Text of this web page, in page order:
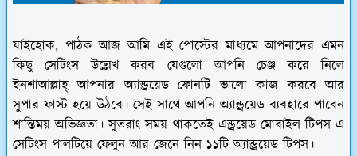
যাইহোক, পাঠক আজ আমি এই পোস্টের মাধ্যমে আপনাদের এমন
কিছু সেটিংস উল্লেখ করব যেগুলো আপনি চেঞ্জ করে নিলে
ইনশাআল্লাহ্‌ আপনার অ্যান্ড্রয়েড ফোনটি ভালো কাজ করবে আর
সুপার ফাস্ট হয়ে উঠবে। সেই সাথে আপনি অ্যান্ড্রয়েড ব্যবহারে পাবেন
শান্তিময় অভিজ্ঞতা। সুতরাং সময় থাকতেই এন্ড্রয়েড মোবাইল টিপস এ
সেটিংস পালটিয়ে ফেলুন আর জেনে নিন ১১টি অ্যান্ড্রয়েড টিপস।